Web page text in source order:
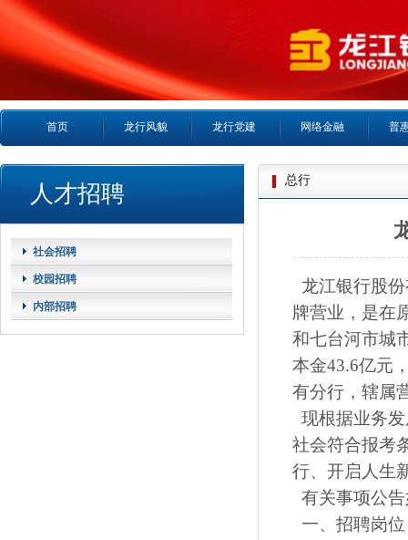
首页 龙行风貌 龙行党建 网络金融 普
人才招聘
社会招聘
校园招聘
内部招聘
总行
龙江银行股
牌营业，是在
和七台河市城
本金43.6亿元
有分行，辖属
现根据业务
社会符合报考
行、开启人生
有关事项公
一、招聘岗